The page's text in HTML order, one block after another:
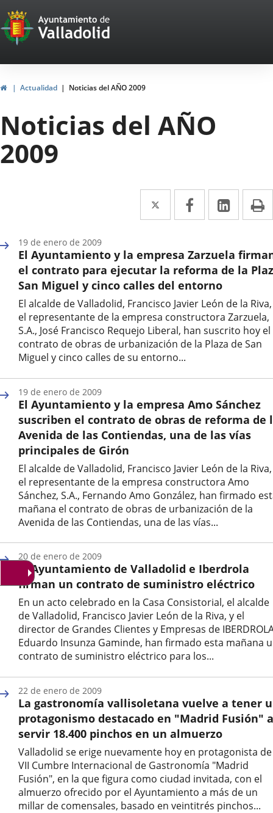
Portal
Web
del
Ayuntamiento
de
Valladolid
InicioActualidad Noticias del AÑO 2009
Noticias del AÑO
2009
Twitter
Enlace
a
aplicación
externa.
Facebook
Enlace
a
aplicación
externa.
Enlace
a
El Ayuntamiento y la empresa Zarzuela
el contrato para ejecutar la reforma de la
San Miguel y cinco calles del entorno
El alcalde de Valladolid, Francisco Javier León de la
el representante de la empresa constructora Zarzuela,
S.A., José Francisco Requejo Liberal, han suscrito hoy el
contrato de obras de urbanización de la Plaza de San
Miguel y cinco calles de su entorno...
la
noticia
19 de enero de 2009
El Ayuntamiento y la empresa Amo Sánchez
suscriben el contrato de obras de reforma de
Avenida de las Contiendas, una de las vías
principales de Girón
El alcalde de Valladolid, Francisco Javier León de la
el representante de la empresa constructora Amo
Sánchez, S.A., Fernando Amo González, han firmado
mañana el contrato de obras de urbanización de la
Avenida de las Contiendas, una de las vías...
la
noticia
19 de enero de 2009
El Ayuntamiento de Valladolid e Iberdrola
firman un contrato de suministro eléctrico
En un acto celebrado en la Casa Consistorial, el alcalde
de Valladolid, Francisco Javier León de la Riva, y el
director de Grandes Clientes y Empresas de
Eduardo Insunza Gaminde, han firmado esta mañana
contrato de suministro eléctrico para los...
la
noticia
20 de enero de 2009
La gastronomía vallisoletana vuelve a tener
protagonismo destacado en "Madrid Fusión"
servir 18.400 pinchos en un almuerzo
Valladolid se erige nuevamente hoy en protagonista
VII Cumbre Internacional de Gastronomía "Madrid
Fusión", en la que figura como ciudad invitada, con el
almuerzo ofrecido por el Ayuntamiento a más de un
millar de comensales, basado en veintitrés pinchos...
22 de enero de 2009